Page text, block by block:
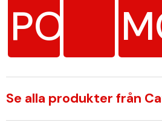
Se alla produkter från